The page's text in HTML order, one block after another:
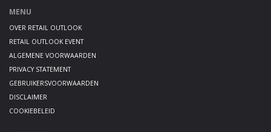
MENU
OVER RETAIL OUTLOOK
RETAIL OUTLOOK EVENT
ALGEMENE VOORWAARDEN
PRIVACY STATEMENT
GEBRUIKERSVOORWAARDEN
DISCLAIMER
COOKIEBELEID